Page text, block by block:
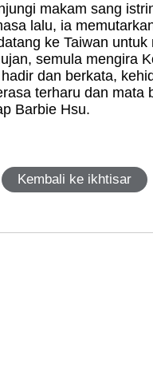
makam sang
lalu, ia
ke Taiwan
semula mengira
dan berkata,
terharu dan mata
Barbie Hsu.
Kembali ke ikhtisar